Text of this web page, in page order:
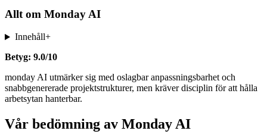
Allt om Monday AI
Innehåll+
Betyg: 9.0/10
monday AI utmärker sig med oslagbar anpassningsbarhet och
snabbgenererade projektstrukturer, men kräver disciplin för att hålla
arbetsytan hanterbar.
Vår bedömning av Monday AI